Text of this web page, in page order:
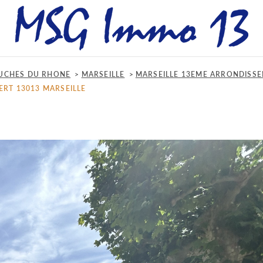
DU RHONE MARSEILLE MARSEILLE 13EME
13013 MARSEILLE